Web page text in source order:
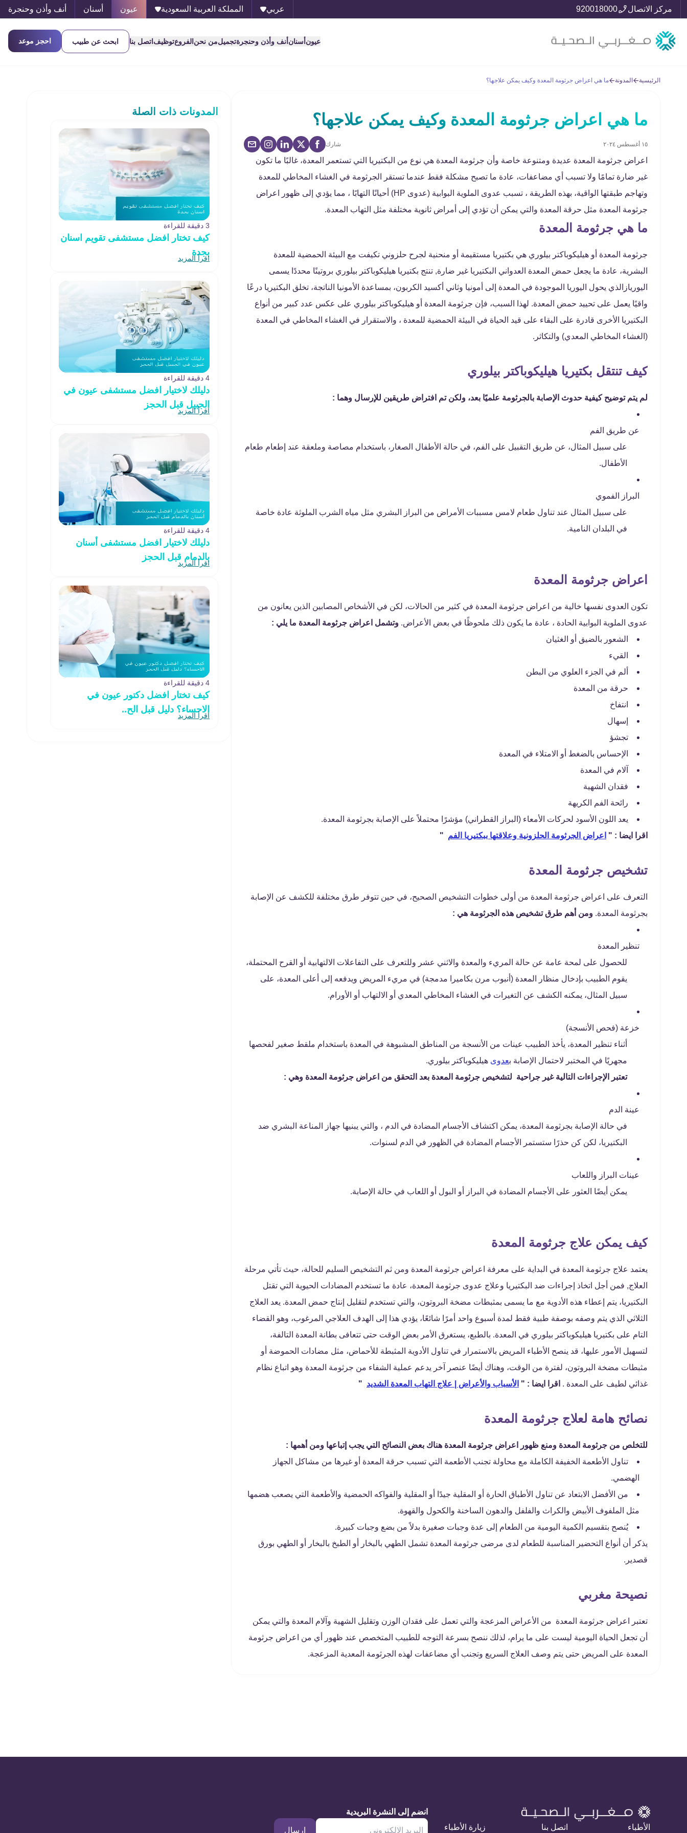
مركز الاتصال 920018000 عربي المملكة العربية السعودية عيون أسنان أنف وأذن وحنجرة
عيون أسنان أنف وأذن وحنجرةتجميلمن نحن الفروعتوظيف اتصل بنا ابحث عن طبيب احجز موعد
الرئيسية المدونة ما هي اعراض جرثومة المعدة وكيف يمكن علاجها؟
ما هي اعراض جرثومة المعدة وكيف يمكن علاجها؟
١٥ أغسطس ٢٠٢٤ شارك
اعراض جرثومة المعدة عديدة ومتنوعة خاصة وأن جرثومة المعدة هي نوع من البكتيريا التي تستعمر المعدة، غالبًا ما تكون
غير ضارة تمامًا ولا تسبب أي مضاعفات، عادة ما تصبح مشكلة فقط عندما تستقر الجرثومة في الغشاء المخاطي للمعدة
وتهاجم طبقتها الواقية، بهذه الطريقة ، تسبب عدوى الملوية البوابية (عدوى HP) أحيانًا التهابًا ، مما يؤدي إلى ظهور اعراض
جرثومة المعدة مثل حرقة المعدة والتي يمكن أن تؤدي إلى أمراض ثانوية مختلفة مثل التهاب المعدة.
ما هي جرثومة المعدة
جرثومة المعدة أو هيليكوباكتر بيلوري هي بكتيريا مستقيمة أو منحنية لجرح حلزوني تكيفت مع البيئة الحمضية للمعدة
البشرية، عادة ما يجعل حمض المعدة العدواني البكتيريا غير ضارة, تنتج بكتيريا هيليكوباكتر بيلوري بروتينًا محددًا يسمى
اليوريازالذي يحول اليوريا الموجودة في المعدة إلى أمونيا وثاني أكسيد الكربون، بمساعدة الأمونيا الناتجة، تخلق البكتيريا درعًا
واقيًا يعمل على تحييد حمض المعدة. لهذا السبب، فإن جرثومة المعدة أو هيليكوباكتر بيلوري على عكس عدد كبير من أنواع
البكتيريا الأخرى قادرة على البقاء على قيد الحياة في البيئة الحمضية للمعدة ، والاستقرار في الغشاء المخاطي في المعدة
(الغشاء المخاطي المعدي) والتكاثر.
كيف تنتقل بكتيريا هيليكوباكتر بيلوري
لم يتم توضيح كيفية حدوث الإصابة بالجرثومة علميًا بعد، ولكن تم افتراض طريقين للإرسال وهما :
عن طريق الفم
على سبيل المثال، عن طريق التقبيل على الفم، في حالة الأطفال الصغار، باستخدام مصاصة وملعقة عند إطعام طعام
الأطفال.
البراز الفموي
على سبيل المثال عند تناول طعام لامس مسببات الأمراض من البراز البشري مثل مياه الشرب الملوثة عادة خاصة
في البلدان النامية.
اعراض جرثومة المعدة
تكون العدوى نفسها خالية من اعراض جرثومة المعدة في كثير من الحالات، لكن في الأشخاص المصابين الذين يعانون من
عدوى الملوية البوابية الحادة ، عادة ما يكون ذلك ملحوظًا في بعض الأعراض. وتشمل اعراض جرثومة المعدة ما يلي :
الشعور بالضيق أو الغثيان
القيء
ألم في الجزء العلوي من البطن
حرقة من المعدة
انتفاخ
إسهال
تجشؤ
الإحساس بالضغط أو الامتلاء في المعدة
آلام في المعدة
فقدان الشهية
رائحة الفم الكريهة
يعد اللون الأسود لحركات الأمعاء (البراز القطراني) مؤشرًا محتملاً على الإصابة بجرثومة المعدة.
اقرا ايضا : " اعراض الجرثومة الحلزونية وعلاقتها ببكتيريا الفم "
تشخيص جرثومة المعدة
التعرف على اعراض جرثومة المعدة من أولى خطوات التشخيص الصحيح، في حين تتوفر طرق مختلفة للكشف عن الإصابة
بجرثومة المعدة. ومن أهم طرق تشخيص هذه الجرثومة هي :
تنظير المعدة
للحصول على لمحة عامة عن حالة المريء والمعدة والاثني عشر وللتعرف على التفاعلات الالتهابية أو القرح المحتملة،
يقوم الطبيب بإدخال منظار المعدة (أنبوب مرن بكاميرا مدمجة) في مريء المريض ويدفعه إلى أعلى المعدة، على
سبيل المثال، يمكنه الكشف عن التغيرات في الغشاء المخاطي المعدي أو الالتهاب أو الأورام.
خزعة (فحص الأنسجة)
أثناء تنظير المعدة، يأخذ الطبيب عينات من الأنسجة من المناطق المشبوهة في المعدة باستخدام ملقط صغير لفحصها
مجهريًا في المختبر لاحتمال الإصابة بعدوى هيليكوباكتر بيلوري.
تعتبر الإجراءات التالية غير جراحية لتشخيص جرثومة المعدة بعد التحقق من اعراض جرثومة المعدة وهي :
عينة الدم
في حالة الإصابة بجرثومة المعدة، يمكن اكتشاف الأجسام المضادة في الدم ، والتي يبنيها جهاز المناعة البشري ضد
البكتيريا، لكن كن حذرًا ستستمر الأجسام المضادة في الظهور في الدم لسنوات.
عينات البراز واللعاب
يمكن أيضًا العثور على الأجسام المضادة في البراز أو البول أو اللعاب في حالة الإصابة.
كيف يمكن علاج جرثومة المعدة
يعتمد علاج جرثومة المعدة في البداية على معرفة اعراض جرثومة المعدة ومن ثم التشخيص السليم للحالة، حيث تأتي مرحلة
العلاج, فمن أجل اتخاذ إجراءات ضد البكتيريا وعلاج عدوى جرثومة المعدة، عادة ما تستخدم المضادات الحيوية التي تقتل
البكتيريا، يتم إعطاء هذه الأدوية مع ما يسمى بمثبطات مضخة البروتون، والتي تستخدم لتقليل إنتاج حمض المعدة. يعد العلاج
الثلاثي الذي يتم وصفه بوصفة طبية فقط لمدة أسبوع واحد أمرًا شائعًا، يؤدي هذا إلى الهدف العلاجي المرغوب، وهو القضاء
التام على بكتيريا هيليكوباكتر بيلوري في المعدة. بالطبع، يستغرق الأمر بعض الوقت حتى تتعافى بطانة المعدة التالفة،
لتسهيل الأمور عليها، قد ينصح الأطباء المريض بالاستمرار في تناول الأدوية المثبطة للأحماض، مثل مضادات الحموضة أو
مثبطات مضخة البروتون، لفترة من الوقت، وهناك أيضًا عنصر آخر يدعم عملية الشفاء من جرثومة المعدة وهو اتباع نظام
غذائي لطيف على المعدة . اقرا ايضا : " الأسباب والأعراض | علاج التهاب المعدة الشديد "
نصائح هامة لعلاج جرثومة المعدة
للتخلص من جرثومة المعدة ومنع ظهور اعراض جرثومة المعدة هناك بعض النصائح التي يجب إتباعها ومن أهمها :
تناول الأطعمة الخفيفة الكاملة مع محاولة تجنب الأطعمة التي تسبب حرقة المعدة أو غيرها من مشاكل الجهاز
الهضمي.
من الأفضل الابتعاد عن تناول الأطباق الحارة أو المقلية جيدًا أو المقلية والفواكه الحمضية والأطعمة التي يصعب هضمها
مثل الملفوف الأبيض والكراث والفلفل والدهون الساخنة والكحول والقهوة.
يُنصح بتقسيم الكمية اليومية من الطعام إلى عدة وجبات صغيرة بدلاً من بضع وجبات كبيرة.
يذكر أن أنواع التحضير المناسبة للطعام لدى مرضى جرثومة المعدة تشمل الطهي بالبخار أو الطبخ بالبخار أو الطهي بورق
قصدير.
نصيحة مغربي
تعتبر اعراض جرثومة المعدة من الأعراض المزعجة والتي تعمل على فقدان الوزن وتقليل الشهية وآلام المعدة والتي يمكن
أن تجعل الحياة اليومية ليست على ما يرام، لذلك ننصح بسرعة التوجه للطبيب المتخصص عند ظهور أي من اعراض جرثومة
المعدة على المريض حتى يتم وصف العلاج السريع وتجنب أي مضاعفات لهذه الجرثومة المعدية المزعجة.
المدونات ذات الصلة
3 دقيقة للقراءة
كيف تختار افضل مستشفى تقويم اسنان
بجدة
اقرأ المزيد
4 دقيقة للقراءة
دليلك لاختيار افضل مستشفى عيون في
الجبيل قبل الحجز
اقرأ المزيد
4 دقيقة للقراءة
دليلك لاختيار افضل مستشفى أسنان
بالدمام قبل الحجز
اقرأ المزيد
4 دقيقة للقراءة
كيف تختار افضل دكتور عيون في
الاحساء؟ دليل قبل الح..
اقرأ المزيد
الأطباء اتصل بنا زيارة الأطباء
انضم إلى النشرة البريدية
إرسال